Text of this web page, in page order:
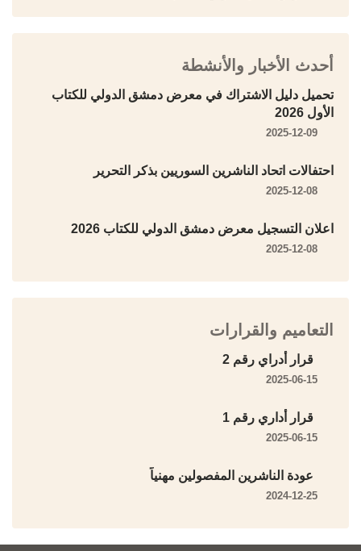
أحدث الأخبار والأنشطة
تحميل دليل الاشتراك في معرض دمشق الدولي للكتاب
الأول 2026
2025-12-09
احتفالات اتحاد الناشرين السوريين بذكر التحرير
2025-12-08
اعلان التسجيل معرض دمشق الدولي للكتاب 2026
2025-12-08
التعاميم والقرارات
قرار أدراي رقم 2
2025-06-15
قرار أداري رقم 1
2025-06-15
عودة الناشرين المفصولين مهنياً
2024-12-25